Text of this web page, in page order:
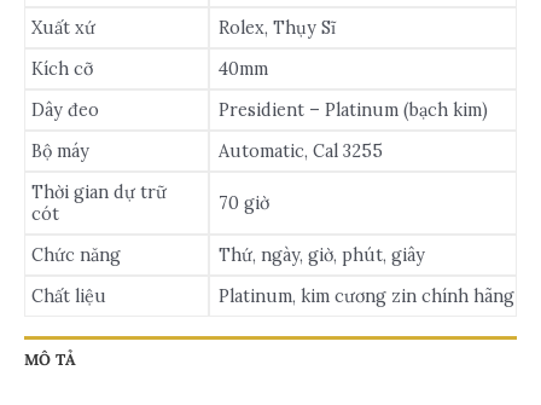
MÔ TẢ
Xuất xứ
Rolex, Thụy Sĩ
Kích cỡ
40mm
Dây đeo
Presidient – Platinum (bạch kim)
Bộ máy
Automatic, Cal 3255
Thời gian dự trữ
cót
70 giờ
Chức năng
Thứ, ngày, giờ, phút, giây
Chất liệu
Platinum, kim cương zin chính hãng